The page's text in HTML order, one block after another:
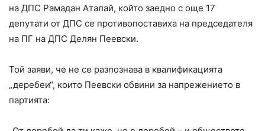
на ДПС Рамадан Аталай, който заедно с още 17
депутати от ДПС се противопоставиха на председателя
на ПГ на ДПС Делян Пеевски.
Той заяви, че не се разпознава в квалификацията
„деребеи“, които Пеевски обвини за напрежението в
партията: